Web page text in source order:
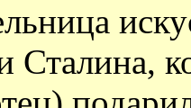
Сталина,